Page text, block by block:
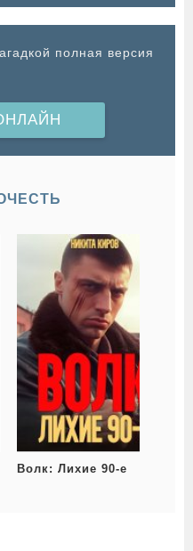
полная версия
Волк: Лихие 90-е